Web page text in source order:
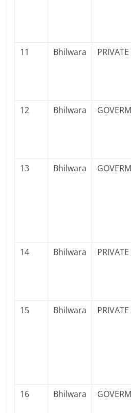
11 Bhilwara PRIVATE
12 Bhilwara
13 Bhilwara
14 Bhilwara PRIVATE
15
Bhilwara PRIVATE
16 Bhilwara